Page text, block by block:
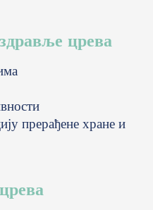
црева
прерађене хране и